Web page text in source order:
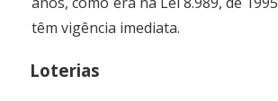
têm vigência imediata.
Loterias